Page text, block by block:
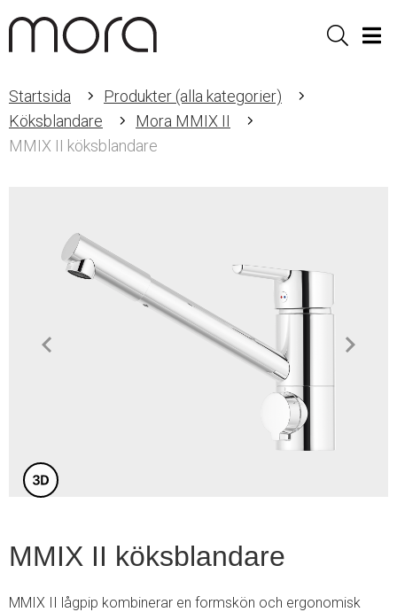
Sök
Startsida
Produkter (alla kategorier)
Köksblandare
Mora MMIX II
MMIX II köksblandare
MMIX II köksblandare
MMIX II lågpip kombinerar en formskön och ergonomisk